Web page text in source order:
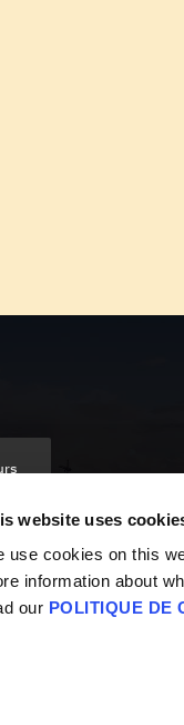
website uses
use cookies on this
information about
our POLITIQUE DE